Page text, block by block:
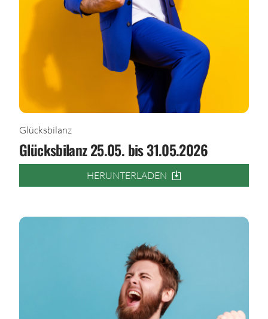
Glücksbilanz
Glücksbilanz 25.05. bis 31.05.2026
HERUNTERLADEN